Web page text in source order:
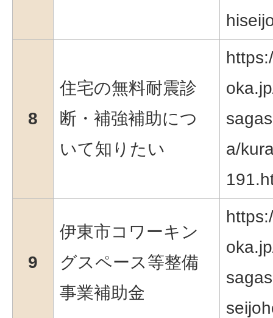
8
住宅の無料耐震診
断・補強補助につ
いて知りたい
a/
9
伊東市コワーキン
グスペース等整備
事業補助金